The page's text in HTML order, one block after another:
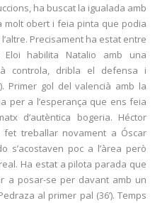
ha buscat la igualada amb
molt obert i feia pinta que podia
Precisament ha estat entre
Eloi habilita Natalio amb una
controla, dribla el defensa i
Primer gol del valencià amb la
per a l’esperança que ens feia
d’autèntica bogeria. Héctor
treballar novament a Óscar
s’acostaven poc a l’àrea però
Ha estat a pilota parada que
a posar-se per davant amb un
al primer pal (36’). Temps